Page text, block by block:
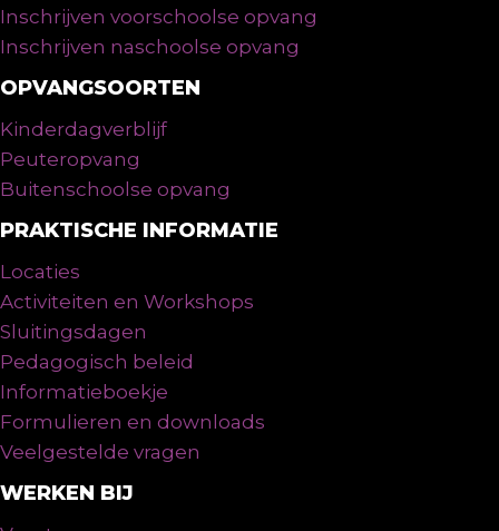
Inschrijven voorschoolse opvang
Inschrijven naschoolse opvang
OPVANGSOORTEN
Kinderdagverblijf
Peuteropvang
Buitenschoolse opvang
PRAKTISCHE INFORMATIE
Locaties
Activiteiten en Workshops
Sluitingsdagen
Pedagogisch beleid
Informatieboekje
Formulieren en downloads
Veelgestelde vragen
WERKEN BIJ